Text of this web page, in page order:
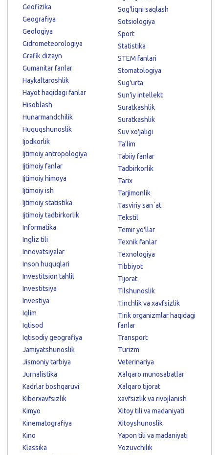
Geofizika
Geografiya
Geologiya
Gidrometeorologiya
Grafik dizayn
Gumanitar fanlar
Haykaltaroshlik
Hayot haqidagi fanlar
Hisoblash
Hunarmandchilik
Huquqshunoslik
Ijodkorlik
Ijtimoiy antropologiya
Ijtimoiy fanlar
Ijtimoiy himoya
Ijtimoiy ish
Ijtimoiy statistika
Ijtimoiy tadbirkorlik
Informatika
Ingliz tili
Innovatsiyalar
Inson huquqlari
Investitsion tahlil
Investitsiya
Investiya
Iqlim
Iqtisod
Iqtisodiy geografiya
Jamiyatshunoslik
Jismoniy tarbiya
Jurnalistika
Kadrlar boshqaruvi
Kiberxavfsizlik
Kimyo
Kinematografiya
Kino
Klassika
Sog'liqni saqlash
Sotsiologiya
Sport
Statistika
STEM fanlari
Stomatologiya
Sug'urta
Sun'iy intellekt
Suratkashlik
Suratkashlik
Suv xo'jaligi
Ta'lim
Tabiiy fanlar
Tadbirkorlik
Tarix
Tarjimonlik
Tasviriy sanʼat
Tekstil
Temir yo'llar
Texnik fanlar
Texnologiya
Tibbiyot
Tijorat
Tilshunoslik
Tinchlik va xavfsizlik
Tirik organizmlar haqidagi
fanlar
Transport
Turizm
Veterinariya
Xalqaro munosabatlar
Xalqaro tijorat
xavfsizlik va rivojlanish
Xitoy tili va madaniyati
Xitoyshunoslik
Yapon tili va madaniyati
Yozuvchilik